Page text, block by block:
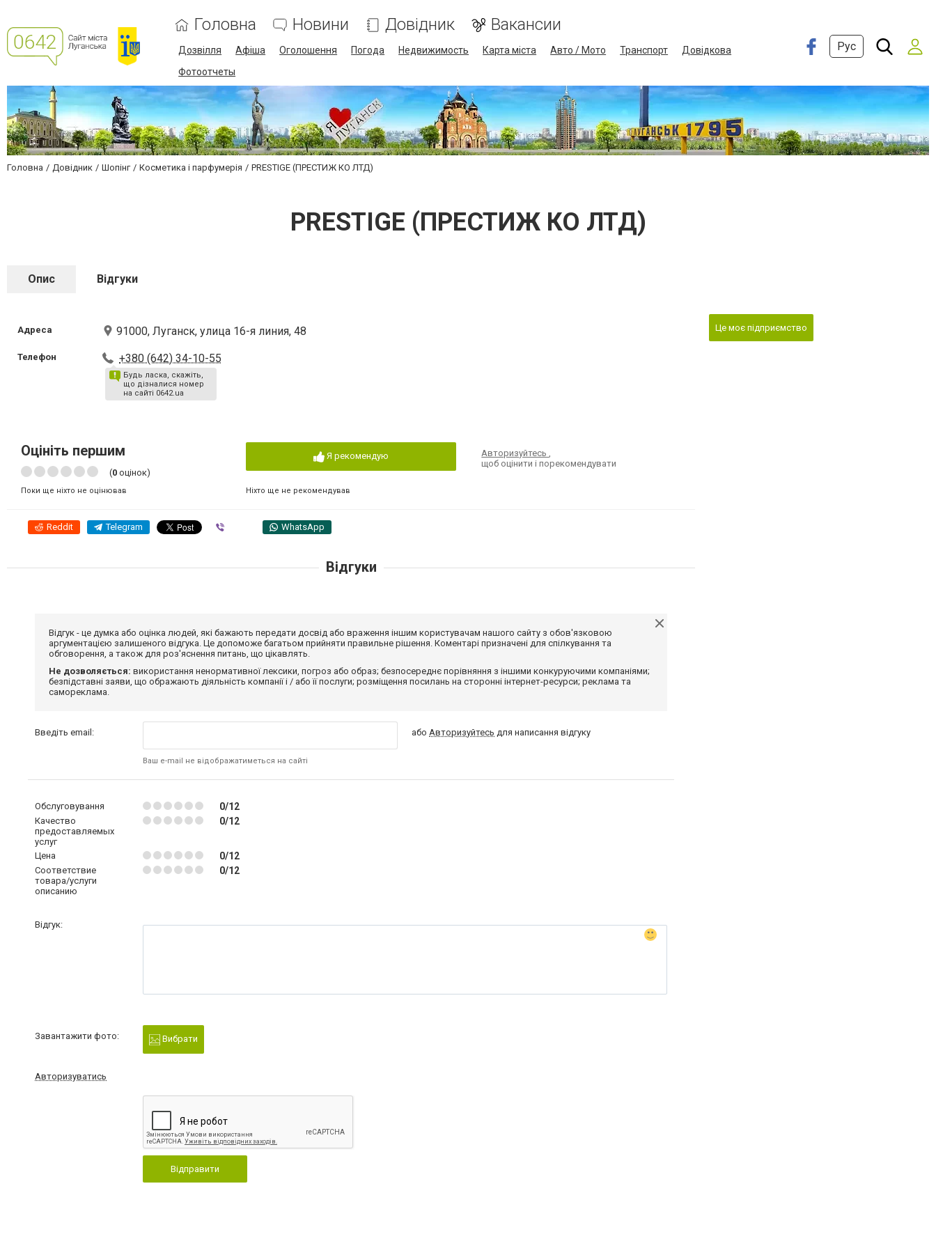
Головна Новини Довідник Вакансии
Дозвілля Афіша Оголошення Погода Недвижимость Карта міста Авто / Мото Транспорт
Довідкова
Фотоотчеты
Рус
Головна Довідник Шопінг Косметика і парфумерія PRESTIGE (ПРЕСТИЖ КО ЛТД)
PRESTIGE (ПРЕСТИЖ КО ЛТД)
Опис Відгуки
Адреса 91000, Луганск, улица 16-я линия, 48
Телефон +380 (642) 34-10-55
Будь ласка, скажіть,
що дізналися номер
на сайті 0642.ua
Оцініть першим
(0 оцінок)
Поки ще ніхто не оцінював
Я рекомендую
Ніхто ще не рекомендував
Авторизуйтесь,
щоб оцінити і порекомендувати
Reddit Telegram WhatsApp
Це моє підприємство
Відгуки
Відгук - це думка або оцінка людей, які бажають передати досвід або враження іншим користувачам нашого сайту з обов'язковою
аргументацією залишеного відгука. Це допоможе багатьом прийняти правильне рішення. Коментарі призначені для спілкування та
обговорення, а також для роз'яснення питань, що цікавлять.
Не дозволяється: використання ненормативної лексики, погроз або образ; безпосереднє порівняння з іншими конкуруючими компаніями;
безпідставні заяви, що ображають діяльність компанії і / або її послуги; розміщення посилань на сторонні інтернет-ресурси; реклама та
самореклама.
Введіть email:
Ваш e-mail не відображатиметься на сайті
абоАвторизуйтесь для написання відгуку
Обслуговування 0/12
Качество
предоставляемых
услуг
0/12
Цена 0/12
Соответствие
товара/услуги
описанию
0/12
Відгук:
Завантажити фото: Вибрати
Авторизуватись
Відправити